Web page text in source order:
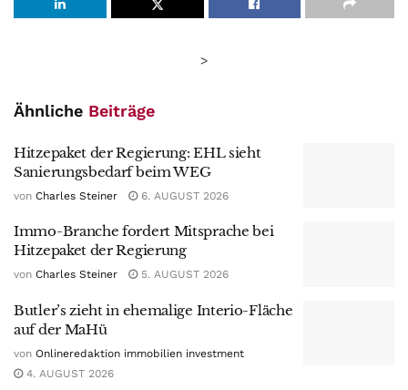
>
Ähnliche Beiträge
Hitzepaket der Regierung: EHL sieht
Sanierungsbedarf beim WEG
von Charles Steiner 6. AUGUST 2026
Immo-Branche fordert Mitsprache bei
Hitzepaket der Regierung
von Charles Steiner 5. AUGUST 2026
Butler’s zieht in ehemalige Interio-Fläche
auf der MaHü
von Onlineredaktion immobilien investment
4. AUGUST 2026